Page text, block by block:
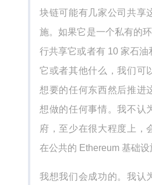
块链可能有几家公司共享
施。如果它是一个私有的
行共享它或者有 10 家石油
它或者其他什么，我们可
想要的任何东西然后推进
想做的任何事情。我不认
府，至少在很大程度上，
在公共的 Ethereum 基础设
我想我们会成功的。我认